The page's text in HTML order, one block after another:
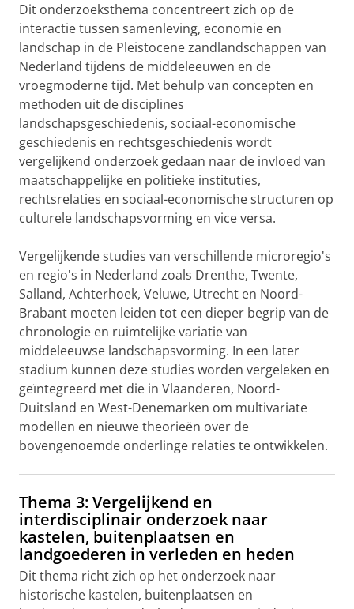
Dit onderzoeksthema concentreert zich op de
interactie tussen samenleving, economie en
landschap in de Pleistocene zandlandschappen van
Nederland tijdens de middeleeuwen en de
vroegmoderne tijd. Met behulp van concepten en
methoden uit de disciplines
landschapsgeschiedenis, sociaal-economische
geschiedenis en rechtsgeschiedenis wordt
vergelijkend onderzoek gedaan naar de invloed van
maatschappelijke en politieke instituties,
rechtsrelaties en sociaal-economische structuren op
culturele landschapsvorming en vice versa.
Vergelijkende studies van verschillende microregio's
en regio's in Nederland zoals Drenthe, Twente,
Salland, Achterhoek, Veluwe, Utrecht en Noord-
Brabant moeten leiden tot een dieper begrip van de
chronologie en ruimtelijke variatie van
middeleeuwse landschapsvorming. In een later
stadium kunnen deze studies worden vergeleken en
geïntegreerd met die in Vlaanderen, Noord-
Duitsland en West-Denemarken om multivariate
modellen en nieuwe theorieën over de
bovengenoemde onderlinge relaties te ontwikkelen.
Thema 3: Vergelijkend en
interdisciplinair onderzoek naar
kastelen, buitenplaatsen en
landgoederen in verleden en heden
Dit thema richt zich op het onderzoek naar
historische kastelen, buitenplaatsen en